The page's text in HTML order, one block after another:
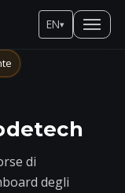
EN▾
di
degli